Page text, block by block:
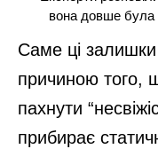
вона довше була
Саме ці залишки
причиною того,
пахнути
прибирає